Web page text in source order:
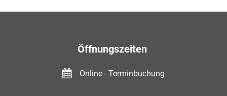
Öffnungszeiten
Online - Terminbuchung